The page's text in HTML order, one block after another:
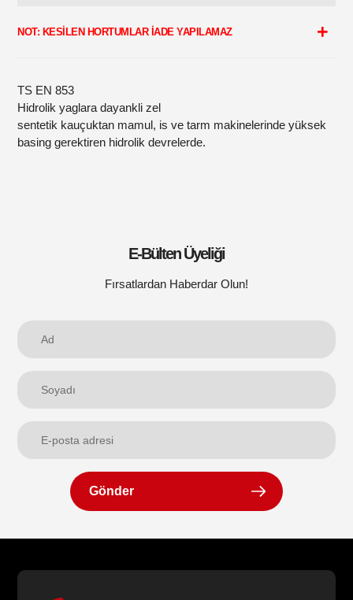
ürün
NOT: KESİLEN HORTUMLAR İADE YAPILAMAZ
TS EN 853
Hidrolik yaglara dayankli zel
sentetik kauçuktan mamul, is ve tarm makinelerinde yüksek
basing gerektiren hidrolik devrelerde.
E-Bülten Üyeliği
Fırsatlardan Haberdar Olun!
Gönder